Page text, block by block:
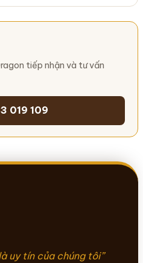
tiếp nhận và tư vấn
019 109
uy tín của chúng tôi”